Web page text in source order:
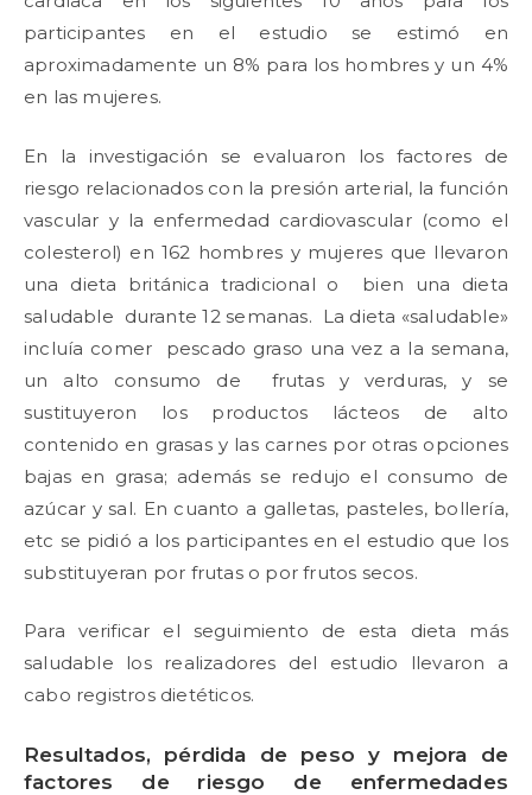
participantes en el estudio se estimó en
aproximadamente un 8% para los hombres y un 4%
en las mujeres.
En la investigación se evaluaron los factores de
riesgo relacionados con la presión arterial, la función
vascular y la enfermedad cardiovascular (como el
colesterol) en 162 hombres y mujeres que llevaron
una dieta británica tradicional o bien una dieta
saludable durante 12 semanas. La dieta «saludable»
incluía comer pescado graso una vez a la semana,
un alto consumo de frutas y verduras, y se
sustituyeron los productos lácteos de alto
contenido en grasas y las carnes por otras opciones
bajas en grasa; además se redujo el consumo de
azúcar y sal. En cuanto a galletas, pasteles, bollería,
etc se pidió a los participantes en el estudio que los
substituyeran por frutas o por frutos secos.
Para verificar el seguimiento de esta dieta más
saludable los realizadores del estudio llevaron a
cabo registros dietéticos.
Resultados, pérdida de peso y mejora de
factores de riesgo de enfermedades